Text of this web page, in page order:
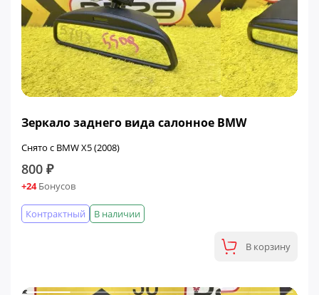
Зеркало заднего вида салонное BMW
Снято с BMW X5 (2008)
800 ₽
+24Бонусов
В наличии
Контрактный
В корзину